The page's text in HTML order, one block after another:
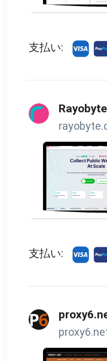
支払い:
Rayobyte
支払い: